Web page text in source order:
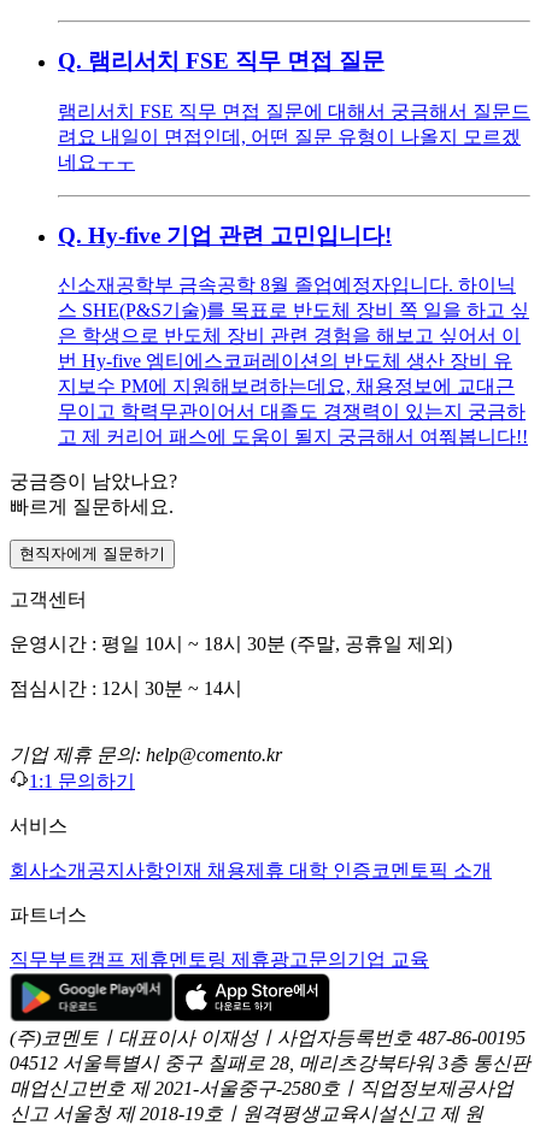
Q. 램리서치 FSE 직무 면접 질문
램리서치 FSE 직무 면접 질문에 대해서 궁금해서 질문드
려요 내일이 면접인데, 어떤 질문 유형이 나올지 모르겠
네요ㅜㅜ
Q. Hy-five 기업 관련 고민입니다!
신소재공학부 금속공학 8월 졸업예정자입니다. 하이닉
스 SHE(P&S기술)를 목표로 반도체 장비 쪽 일을 하고 싶
은 학생으로 반도체 장비 관련 경험을 해보고 싶어서 이
번 Hy-five 엠티에스코퍼레이션의 반도체 생산 장비 유
지보수 PM에 지원해보려하는데요, 채용정보에 교대근
무이고 학력무관이어서 대졸도 경쟁력이 있는지 궁금하
고 제 커리어 패스에 도움이 될지 궁금해서 여쭤봅니다!!
궁금증이 남았나요?
빠르게 질문하세요.
현직자에게 질문하기
고객센터
운영시간 : 평일 10시 ~ 18시 30분 (주말, 공휴일 제외)
점심시간 : 12시 30분 ~ 14시
기업 제휴 문의: help@comento.kr
1:1 문의하기
서비스
회사소개 공지사항인재 채용제휴 대학 인증코멘토픽 소개
파트너스
직무부트캠프 제휴멘토링 제휴광고문의 기업 교육
(주)코멘토ㅣ대표이사 이재성ㅣ사업자등록번호 487-86-00195
04512 서울특별시 중구 칠패로 28, 메리츠강북타워 3층 통신판
매업신고번호 제 2021-서울중구-2580호ㅣ직업정보제공사업
신고 서울청 제 2018-19호ㅣ원격평생교육시설신고 제 원